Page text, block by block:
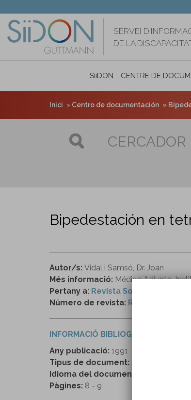
contingut
SERVEI
DE LA
SiiDON CENTRE DE
Inici Centro de documentación
CERCADOR
Bipedestación en
Autor/s: Vidal i Samsó, Dr. Joan
Més informació: Médico Adjunto,
Pertany a: Revista Sobreruedas
Número de revista: Revista “Sobre
INFORMACIÓ BIBLIOGRÀFICA
Any publicació: 1991
Tipus de document:
Idioma del document:
Pàgines: 8 - 9